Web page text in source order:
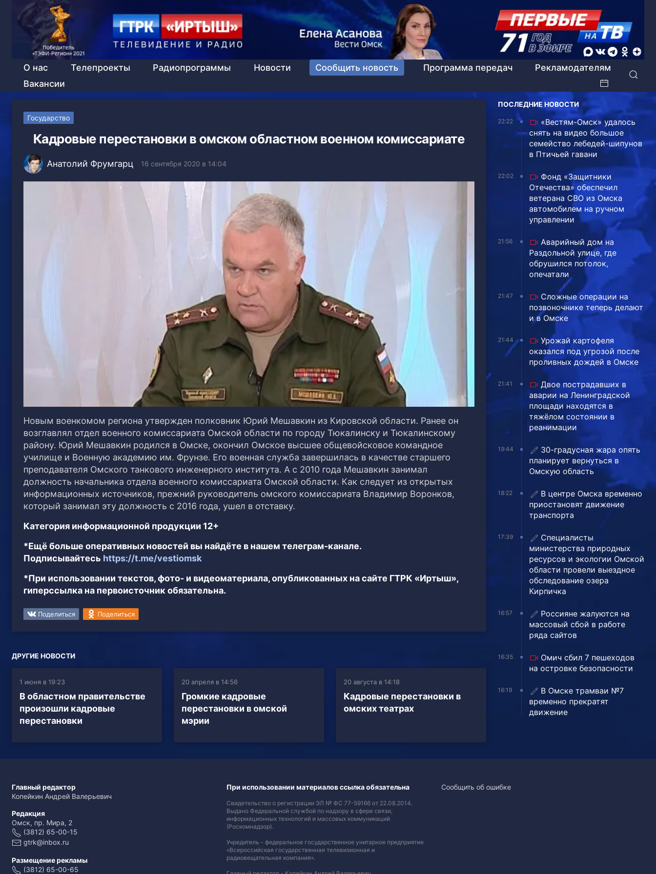
О нас Телепроекты Радиопрограммы Новости Сообщить новость Программа передач
Рекламодателям
Вакансии
Государство
Кадровые перестановки в омском областном военном комиссариате
Анатолий Фрумгарц 16 сентября 2020 в 14:04
Новым военкомом региона утвержден полковник Юрий Мешавкин из Кировской области. Ранее он
возглавлял отдел военного комиссариата Омской области по городу Тюкалинску и Тюкалинскому
району. Юрий Мешавкин родился в Омске, окончил Омское высшее общевойсковое командное
училище и Военную академию им. Фрунзе. Его военная служба завершилась в качестве старшего
преподавателя Омского танкового инженерного института. А с 2010 года Мешавкин занимал
должность начальника отдела военного комиссариата Омской области. Как следует из открытых
информационных источников, прежний руководитель омского комиссариата Владимир Воронков,
который занимал эту должность с 2016 года, ушел в отставку.
Категория информационной продукции 12+
*Ещё больше оперативных новостей вы найдёте в нашем телеграм-канале.
Подписывайтесь https://t.me/vestiomsk
*При использовании текстов, фото- и видеоматериала, опубликованных на сайте ГТРК «Иртыш»,
гиперссылка на первоисточник обязательна.
Поделиться Поделиться
ДРУГИЕ НОВОСТИ
1 июня в 19:23
В областном правительстве
произошли кадровые
перестановки
20 апреля в 14:56
Громкие кадровые
перестановки в омской
мэрии
20 августа в 14:18
Кадровые перестановки в
омских театрах
ПОСЛЕДНИЕ НОВОСТИ
22:22
«Вестям-Омск» удалось
снять на видео большое
семейство лебедей-шипунов
в Птичьей гавани
22:02
Фонд «Защитники
Отечества» обеспечил
ветерана СВО из Омска
автомобилем на ручном
управлении
21:56
Аварийный дом на
Раздольной улице, где
обрушился потолок,
опечатали
21:47
Сложные операции на
позвоночнике теперь делают
и в Омске
21:44
Урожай картофеля
оказался под угрозой после
проливных дождей в Омске
21:41
Двое пострадавших в
аварии на Ленинградской
площади находятся в
тяжёлом состоянии в
реанимации
19:44
30-градусная жара опять
планирует вернуться в
Омскую область
18:22
В центре Омска временно
приостановят движение
транспорта
17:39
Специалисты
министерства природных
ресурсов и экологии Омской
области провели выездное
обследование озера
Кирпичка
16:57
Россияне жалуются на
массовый сбой в работе
ряда сайтов
16:35
Омич сбил 7 пешеходов
на островке безопасности
16:19
В Омске трамваи №7
временно прекратят
движение
Главный редактор
Копейкин Андрей Валерьевич
Редакция
Омск, пр. Мира, 2
(3812) 65-00-15
gtrk@inbox.ru
Размещение рекламы
(3812) 65-00-65
При использовании материалов ссылка обязательна
Свидетельство о регистрации ЭЛ № ФС 77-59166 от 22.08.2014.
Выдано Федеральной службой по надзору в сфере связи,
информационных технологий и массовых коммуникаций
(Роскомнадзор).
Учредитель - федеральное государственное унитарное предприятие
«Всероссийская государственная телевизионная и
радиовещательная компания».
Сообщить об ошибке